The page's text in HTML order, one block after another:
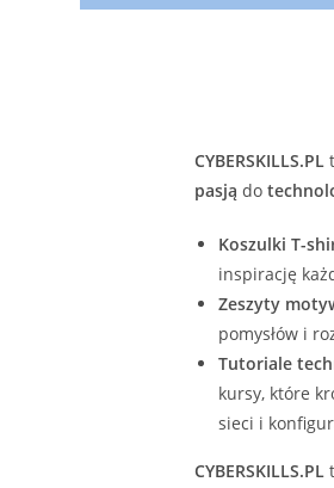
CYBERSKILLS.PL
pasją do
Koszulki T-
inspirację
Zeszyty
pomysłów i
Tutoriale
kursy, które
sieci i
CYBERSKILLS.PL